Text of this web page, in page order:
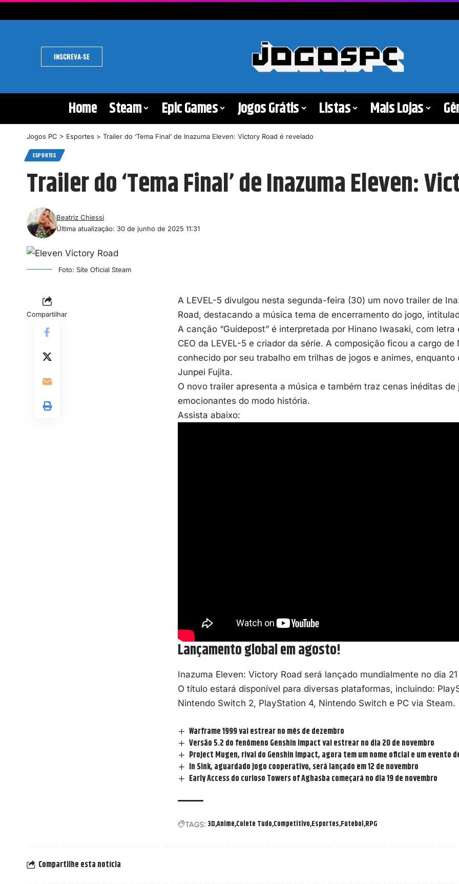
INSCREVA-SE
Home Steam Epic Games Jogos Grátis Listas Mais Lojas
Jogos PC > Esportes > Trailer do ‘Tema Final’ de Inazuma Eleven: Victory Road é revelado
ESPORTES
Trailer do ‘Tema Final’ de Inazuma Eleven:
Última atualização: 30 de junho de 2025 11:31
Beatriz Chiessi
Foto: Site Oficial Steam
Compartilhar
A LEVEL-5 divulgou nesta segunda-feira (30) um novo trailer de
Road, destacando a música tema de encerramento do jogo,
A canção “Guidepost” é interpretada por Hinano Iwasaki, com
CEO da LEVEL-5 e criador da série. A composição ficou a cargo de
conhecido por seu trabalho em trilhas de jogos e animes, enquanto
Junpei Fujita.
O novo trailer apresenta a música e também traz cenas inéditas de
emocionantes do modo história.
Assista abaixo:
Lançamento global em agosto!
Inazuma Eleven: Victory Road será lançado mundialmente no dia
O título estará disponível para diversas plataformas, incluindo:
Nintendo Switch 2, PlayStation 4, Nintendo Switch e PC via Steam.
Warframe 1999 vai estrear no mês de dezembro
Versão 5.2 do fenômeno Genshin Impact vai estrear no dia 20 de novembro
Project Mugen, rival do Genshin Impact, agora tem um nome oficial e um evento
In Sink, aguardado jogo cooperativo, será lançado em 12 de novembro
Early Access do curioso Towers of Aghasba começará no dia 19 de novembro
TAGS: 3DAnimeColete TudoCompetitivoEsportesFutebolRPG
Compartilhe esta notícia